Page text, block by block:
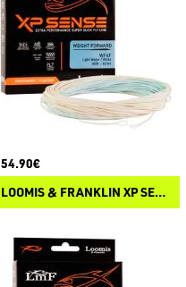
54.90€
LOOMIS & FRANKLIN XP SENSE WEIGHT FORWARD